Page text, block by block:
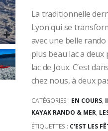
La traditionnelle
Lyon qui se
avec une belle
plus beau lac a deux
lac de Joux. C’est
chez nous, à deux
CATÉGORIES : EN COURS,
KAYAK RANDO & MER,
ÉTIQUETTES : C'EST LES